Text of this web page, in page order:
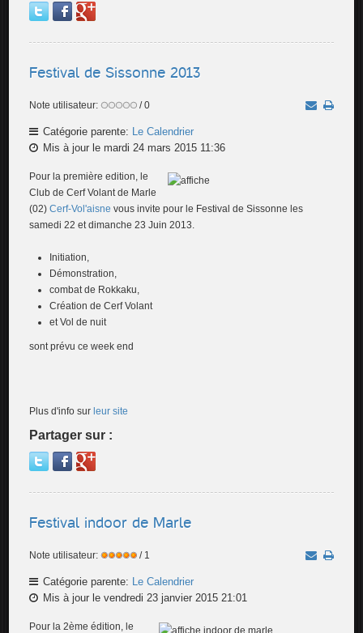
Festival de Sissonne 2013
Note utilisateur: / 0
Catégorie parente: Le Calendrier
Mis à jour le mardi 24 mars 2015 11:36
Pour la première edition, le
Club de Cerf Volant de Marle
(02)Cerf-Vol'aisne vous invite pour le Festival de Sissonne les
samedi 22 et dimanche 23 Juin 2013.
Initiation,
Démonstration,
combat de Rokkaku,
Création de Cerf Volant
et Vol de nuit
sont prévu ce week end
Plus d'info sur leur site
Partager sur :
Festival indoor de Marle
Note utilisateur: / 1
Catégorie parente: Le Calendrier
Mis à jour le vendredi 23 janvier 2015 21:01
Pour la 2ème édition, le